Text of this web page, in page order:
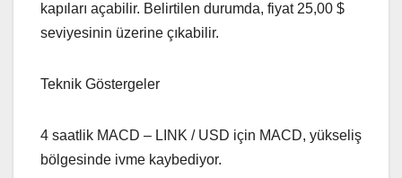
kapıları açabilir. Belirtilen durumda, fiyat 25,00 $
seviyesinin üzerine çıkabilir.
Teknik Göstergeler
4 saatlik MACD – LINK / USD için MACD, yükseliş
bölgesinde ivme kaybediyor.